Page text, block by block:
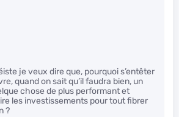
je veux dire que, pourquoi s’entêter
quand on sait qu’il faudra bien, un
chose de plus performant et
les investissements pour tout fibrer
?